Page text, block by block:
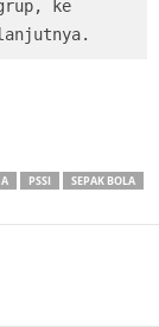
ke
PSSI
SEPAK BOLA